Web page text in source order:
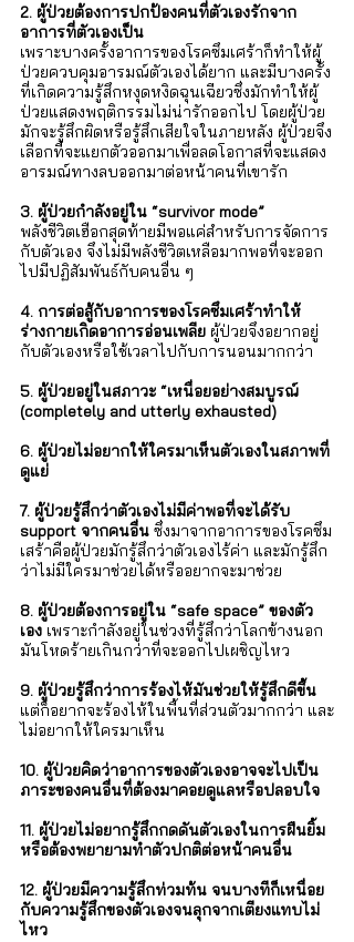
2. ผู้ป่วยต้องการปกป้องคนที่ตัวเองรักจาก
อาการที่ตัวเองเป็น
เพราะบางครั้งอาการของโรคซึมเศร้าก็ทำให้ผู้
ป่วยควบคุมอารมณ์ตัวเองได้ยาก และมีบางครั้ง
ที่เกิดความรู้สึกหงุดหงิดฉุนเฉียวซึ่งมักทำให้ผู้
ป่วยแสดงพฤติกรรมไม่น่ารักออกไป โดยผู้ป่วย
มักจะรู้สึกผิดหรือรู้สึกเสียใจในภายหลัง ผู้ป่วยจึง
เลือกที่จะแยกตัวออกมาเพื่อลดโอกาสที่จะแสดง
อารมณ์ทางลบออกมาต่อหน้าคนที่เขารัก
3. ผู้ป่วยกำลังอยู่ใน “survivor mode”
พลังชีวิตเฮือกสุดท้ายมีพอแค่สำหรับการจัดการ
กับตัวเอง จึงไม่มีพลังชีวิตเหลือมากพอที่จะออก
ไปมีปฏิสัมพันธ์กับคนอื่น ๆ
4. การต่อสู้กับอาการของโรคซึมเศร้าทำให้
ร่างกายเกิดอาการอ่อนเพลีย ผู้ป่วยจึงอยากอยู่
กับตัวเองหรือใช้เวลาไปกับการนอนมากกว่า
5. ผู้ป่วยอยู่ในสภาวะ “เหนื่อยอย่างสมบูรณ์
(completely and utterly exhausted)
6. ผู้ป่วยไม่อยากให้ใครมาเห็นตัวเองในสภาพที่
ดูแย่
7. ผู้ป่วยรู้สึกว่าตัวเองไม่มีค่าพอที่จะได้รับ
support จากคนอื่น ซึ่งมาจากอาการของโรคซึม
เสร้าคือผู้ป่วยมักรู้สึกว่าตัวเองไร้ค่า และมักรู้สึก
ว่าไม่มีใครมาช่วยได้หรืออยากจะมาช่วย
8. ผู้ป่วยต้องการอยู่ใน “safe space” ของตัว
เอง เพราะกำลังอยู่ในช่วงที่รู้สึกว่าโลกข้างนอก
มันโหดร้ายเกินกว่าที่จะออกไปเผชิญไหว
9. ผู้ป่วยรู้สึกว่าการร้องไห้มันช่วยให้รู้สึกดีขึ้น
แต่ก็อยากจะร้องไห้ในพื้นที่ส่วนตัวมากกว่า และ
ไม่อยากให้ใครมาเห็น
10. ผู้ป่วยคิดว่าอาการของตัวเองอาจจะไปเป็น
ภาระของคนอื่นที่ต้องมาคอยดูแลหรือปลอบใจ
11. ผู้ป่วยไม่อยากรู้สึกกดดันตัวเองในการฝืนยิ้ม
หรือต้องพยายามทำตัวปกติต่อหน้าคนอื่น
12. ผู้ป่วยมีความรู้สึกท่วมท้น จนบางทีก็เหนื่อย
กับความรู้สึกของตัวเองจนลุกจากเตียงแทบไม่
ไหว